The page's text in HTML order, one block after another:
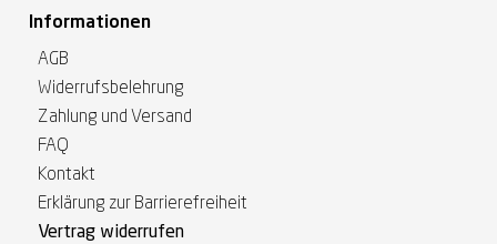
Informationen
AGB
Widerrufsbelehrung
Zahlung und Versand
FAQ
Kontakt
Erklärung zur Barrierefreiheit
Vertrag widerrufen